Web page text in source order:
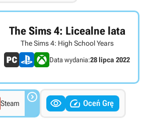
The Sims 4: Licealne lata
The Sims 4: High School Years
Data wydania:28 lipca 2022
Steam    Oceń Grę